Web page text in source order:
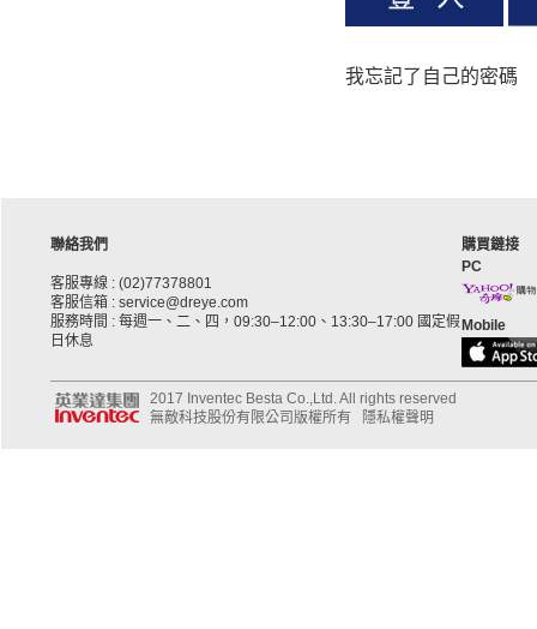
我忘記了自己的密碼
聯絡我們
客服專線 : (02)77378801
客服信箱 : service@dreye.com
服務時間 : 每週一、二、四，09:30–12:00、13:30–17:00 國定假
日休息
購買鏈接
PC
Mobile
2017 Inventec Besta Co.,Ltd. All rights reserved
無敵科技股份有限公司版權所有
隱私權聲明